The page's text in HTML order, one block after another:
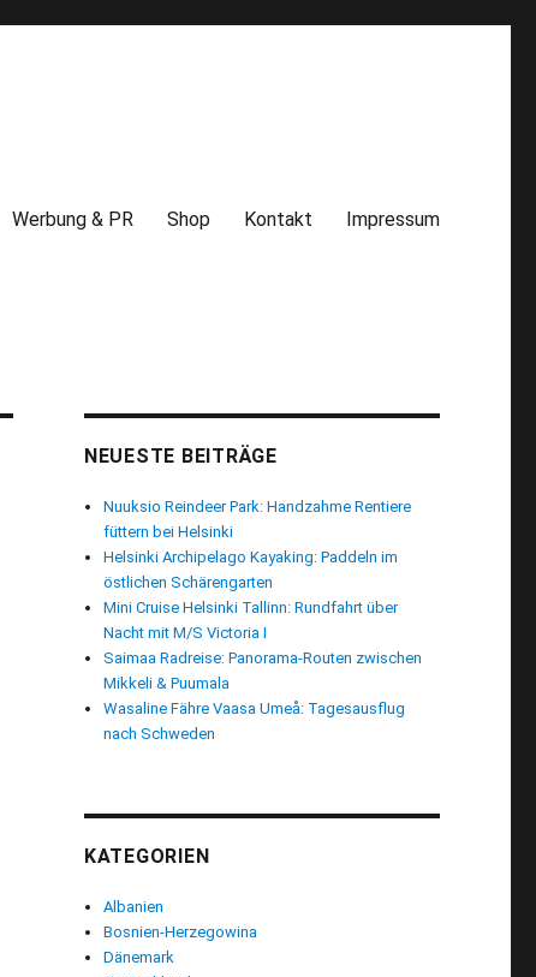
Werbung & PR Shop Kontakt Impressum
Oase für Wanderfreunde“
NEUESTE BEITRÄGE
Nuuksio Reindeer Park: Handzahme Rentiere
füttern bei Helsinki
Helsinki Archipelago Kayaking: Paddeln im
östlichen Schärengarten
Mini Cruise Helsinki Tallinn: Rundfahrt über
Nacht mit M/S Victoria I
Saimaa Radreise: Panorama-Routen zwischen
Mikkeli & Puumala
Wasaline Fähre Vaasa Umeå: Tagesausflug
nach Schweden
KATEGORIEN
Albanien
Bosnien-Herzegowina
Dänemark